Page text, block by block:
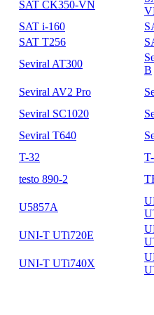
SAT CK350-VN
SAT i-160
SAT T256
Seviral AT300
B
Seviral AV2 Pro
Seviral SC1020
Seviral T640
T-32
testo 890-2
U5857A
UNI-T UTi720E
UNI-T UTi740X